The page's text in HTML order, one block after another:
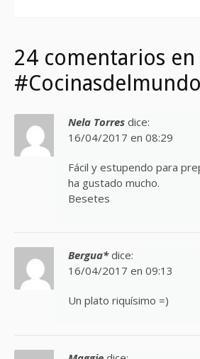
24 comentarios en
Nela Torres dice:
16/04/2017 en 08:29
Fácil y estupendo para
ha gustado mucho.
Besetes
Bergua* dice:
16/04/2017 en 09:13
Un plato riquísimo =)